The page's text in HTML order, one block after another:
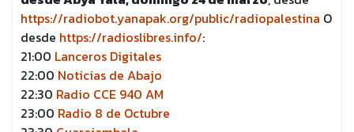
https://radiobot.yanapak.org/public/radiopalestina O
desde https://radioslibres.info/:
21:00 Lanceros Digitales
22:00 Noticias de Abajo
22:30 Radio CCE 940 AM
23:00 Radio 8 de Octubre